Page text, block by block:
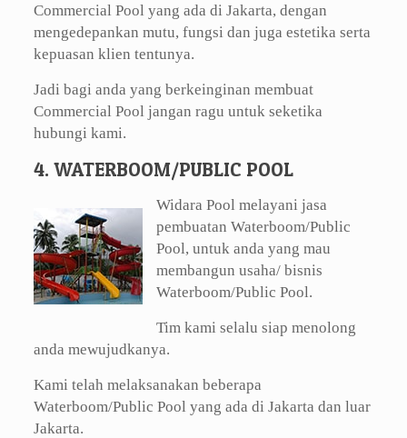
Commercial Pool yang ada di Jakarta, dengan
mengedepankan mutu, fungsi dan juga estetika serta
kepuasan klien tentunya.
Jadi bagi anda yang berkeinginan membuat
Commercial Pool jangan ragu untuk seketika
hubungi kami.
4. WATERBOOM/PUBLIC POOL
Widara Pool melayani jasa
pembuatan Waterboom/Public
Pool, untuk anda yang mau
membangun usaha/ bisnis
Waterboom/Public Pool.
Tim kami selalu siap menolong
anda mewujudkanya.
Kami telah melaksanakan beberapa
Waterboom/Public Pool yang ada di Jakarta dan luar
Jakarta.